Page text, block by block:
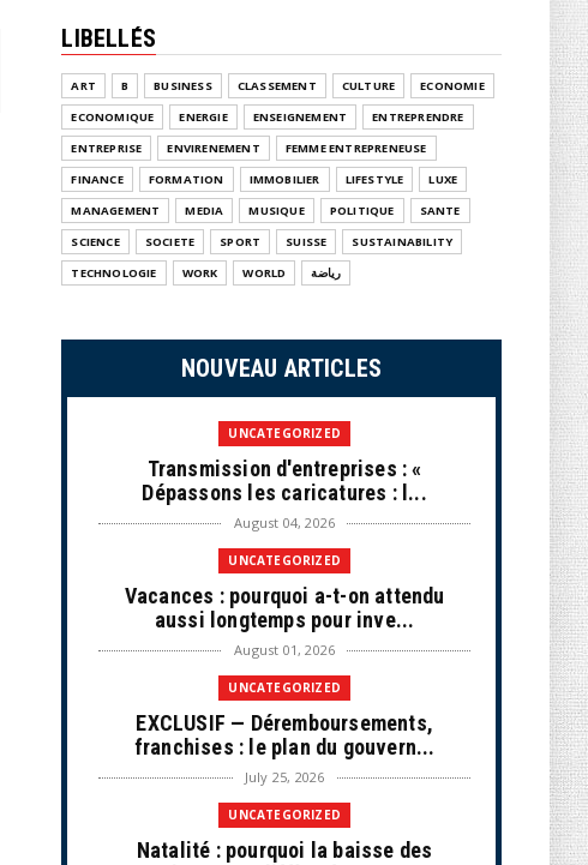
LIBELLÉS
ART B BUSINESS CLASSEMENT CULTURE
ECONOMIE
ECONOMIQUE
ENERGIE ENSEIGNEMENT
ENTREPRENDRE
ENTREPRISE
ENVIRENEMENT
FEMME ENTREPRENEUSE
FINANCE
FORMATION IMMOBILIER LIFESTYLE
LUXE
MANAGEMENT
MEDIA MUSIQUE POLITIQUE
SANTE
SCIENCE
SOCIETE SPORT SUISSE
SUSTAINABILITY
TECHNOLOGIE
WORK WORLD رياضة
NOUVEAU ARTICLES
UNCATEGORIZED
Transmission d'entreprises : «
Dépassons les caricatures : l...
August 04, 2026
UNCATEGORIZED
Vacances : pourquoi a-t-on attendu
aussi longtemps pour inve...
August 01, 2026
UNCATEGORIZED
EXCLUSIF — Déremboursements,
franchises : le plan du gouvern...
July 25, 2026
UNCATEGORIZED
Natalité : pourquoi la baisse des